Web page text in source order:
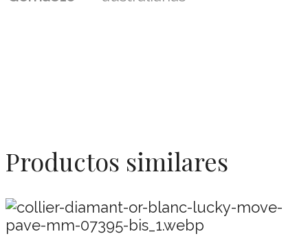
Productos similares